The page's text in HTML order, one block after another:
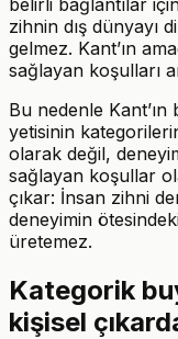
belirli bağlantılar
zihnin dış dünyayı
gelmez. Kant’ın
sağlayan koşulları
Bu nedenle
yetisinin
olarak değil,
sağlayan koşullar
çıkar: İnsan zihni
deneyimin
üretemez.
Kategorik
kişisel